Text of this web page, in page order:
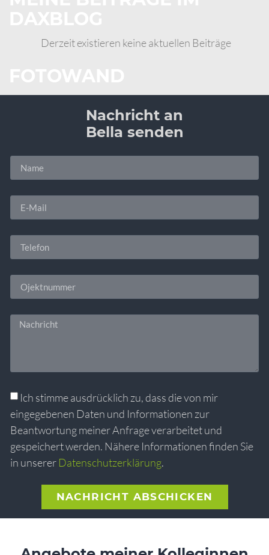
Derzeit existieren keine aktuellen Beiträge
Nachricht an
Bella senden
Ich stimme ausdrücklich zu, dass die von mir
eingegebenen Daten und Informationen zur
Beantwortung meiner Anfrage verarbeitet und
gespeichert werden. Nähere Informationen finden Sie
in unserer Datenschutzerklärung.
NACHRICHT ABSCHICKEN
Alternative: